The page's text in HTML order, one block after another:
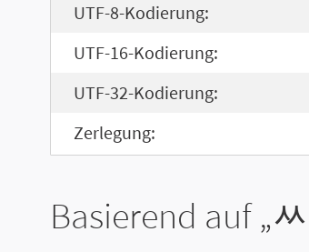
UTF-8-Kodierung:
UTF-16-Kodierung:
UTF-32-Kodierung:
Zerlegung:
Basierend auf „ᆻ